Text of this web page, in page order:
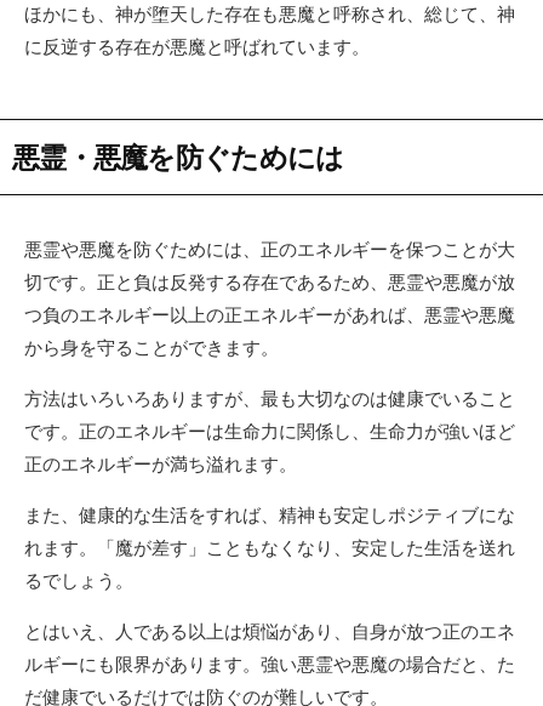
ほかにも、神が堕天した存在も悪魔と呼称され、総じて、神
に反逆する存在が悪魔と呼ばれています。
悪霊・悪魔を防ぐためには
悪霊や悪魔を防ぐためには、正のエネルギーを保つことが大
切です。正と負は反発する存在であるため、悪霊や悪魔が放
つ負のエネルギー以上の正エネルギーがあれば、悪霊や悪魔
から身を守ることができます。
方法はいろいろありますが、最も大切なのは健康でいること
です。正のエネルギーは生命力に関係し、生命力が強いほど
正のエネルギーが満ち溢れます。
また、健康的な生活をすれば、精神も安定しポジティブにな
れます。「魔が差す」こともなくなり、安定した生活を送れ
るでしょう。
とはいえ、人である以上は煩悩があり、自身が放つ正のエネ
ルギーにも限界があります。強い悪霊や悪魔の場合だと、た
だ健康でいるだけでは防ぐのが難しいです。